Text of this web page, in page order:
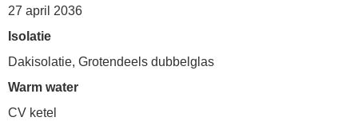
27 april 2036
Isolatie
Dakisolatie, Grotendeels dubbelglas
Warm water
CV ketel